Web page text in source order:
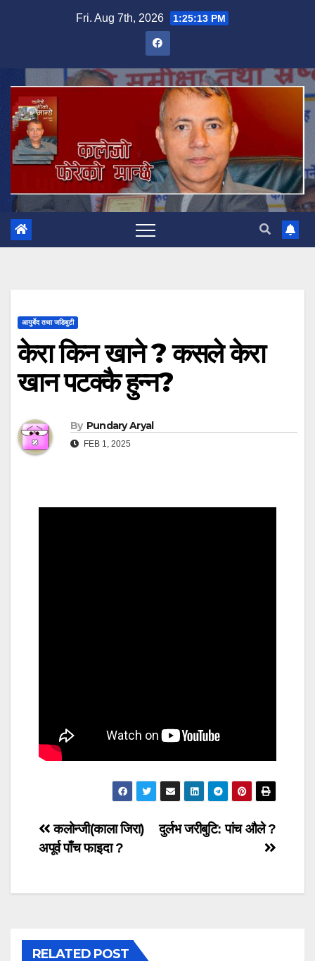
Fri. Aug 7th, 2026 1:25:13 PM
आयुर्बेद तथा जडिबुटी
केरा किन खाने ? कसले केरा
खान पटक्कै हुन्न?
By Pundary Aryal
FEB 1, 2025
Post
navigation
दुर्लभ जरीबुटि: पांच औले ?
कलोन्जी(काला जिरा)
अपूर्व पाँच फाइदा ?
RELATED POST